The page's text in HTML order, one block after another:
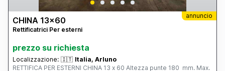
annuncio
CHINA 13x60
Rettificatrici Per esterni
prezzo su richiesta
Localizzazione: 🇮🇹 Italia, Arluno
RETTIFICA PER ESTERNI CHINA 13 x 60 Altezza punte 180 mm. Max.